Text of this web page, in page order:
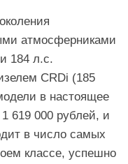
атмосферниками
184 л.с.
CRDi (185
в настоящее
619 000 рублей, и
в число самых
классе, успешно